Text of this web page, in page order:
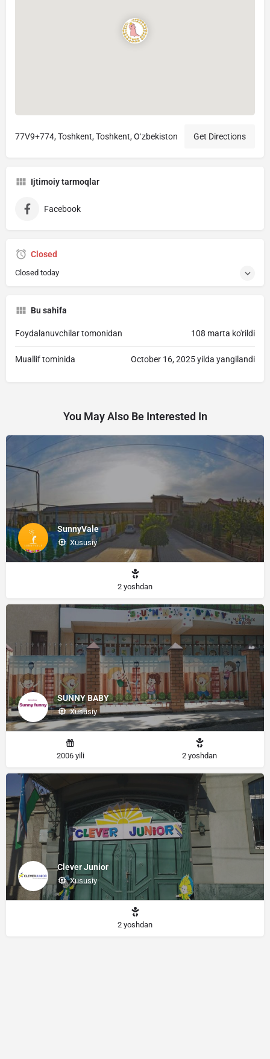
77V9+774, Тоshkent, Toshkent, Oʻzbekiston Get Directions
Ijtimoiy tarmoqlar
Facebook
Closed
Closed today
Bu sahifa
Foydalanuvchilar tomonidan 108 marta ko'rildi
Muallif tominida October 16, 2025 yilda yangilandi
You May Also Be Interested In
SunnyVale
Xususiy
2 yoshdan
SUNNY BABY
Xususiy
2006 yili 2 yoshdan
Clever Junior
Xususiy
2 yoshdan